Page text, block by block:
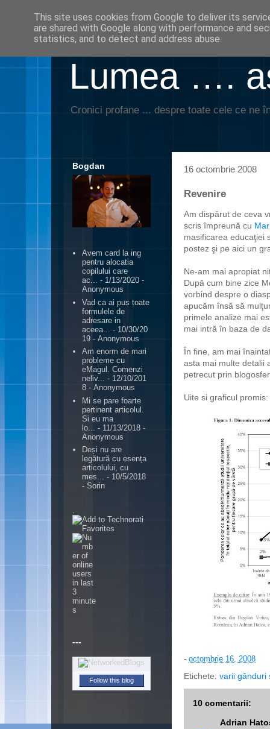
Lumea ….
Cronici profane ... despre toate cele ce ne
16 octombrie 2008
Revenire
Am dispărut de ceva
scris împreună cu
masificarea educaţiei
postez şi pe aici un
Ne-am mai apropiat
După cum bine zice
vorbind despre o
apucăm însă să
primele analize mai
mai intră în baza de
În fine, am mai
asta mai multe detalii
petrecut prin
Uite si graficul promis:
- octombrie 16, 2008
Etichete: varii gânduri
10 comentarii:
Adrian
Bogdan
Avem card la ing
pentru alocatia
copilului care
ac... - 1/13/2020 -
Anonymous
Vad ca ai pus toate
formulele de
adresare in
aceea...
- 10/30/20
19 - Anonymous
Am enorm de mari
probleme cu
eMagul. Comenzi
neliv... - 12/10/201
8 - Anonymous
Mi se pare foarte
pertinent articolul.
Si eu ma
lo...
- 11/13/2018 -
Anonymous
Deși nu are
legătură cu esența
articolului, cu
mes... - 10/5/2018
- Sorin
---
Follow this blog
This site uses cookies from Google to deliver its
are shared with Google along with performance and
statistics, and to detect and address abuse.